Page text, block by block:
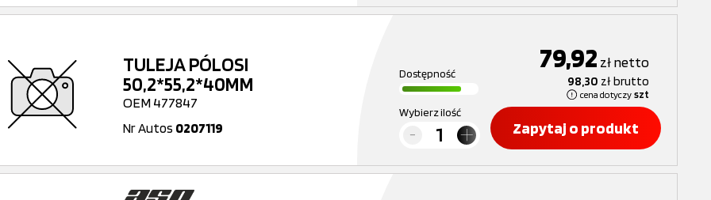
TULEJA PÓLOSI
50,2*55,2*40MM
OEM 477847
Nr Autos 0207119
Dostępność 79,92 złnetto
98,30 złbrutto
cena dotyczy szt
Wybierz ilość
Zapytaj o produkt